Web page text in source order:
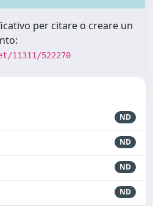
per citare o creare un
522270
ND
ND
ND
ND